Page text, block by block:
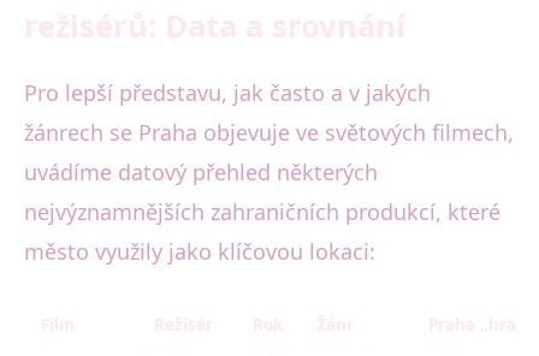
Pro lepší představu, jak často a v jakých
žánrech se Praha objevuje ve světových filmech,
uvádíme datový přehled některých
nejvýznamnějších zahraničních produkcí, které
město využily jako klíčovou lokaci: